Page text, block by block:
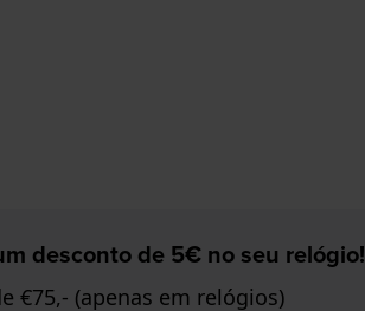
desconto de 5€ no seu relógio!
€75,- (apenas em relógios)